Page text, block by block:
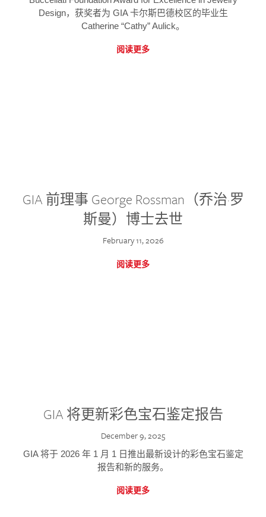
Design，获奖者为 GIA 卡尔斯巴德校区的毕业生
Catherine “Cathy” Aulick。
阅读更多
GIA 前理事 George Rossman（乔治·罗
斯曼）博士去世
February 11, 2026
阅读更多
GIA 将更新彩色宝石鉴定报告
December 9, 2025
GIA 将于 2026 年 1 月 1 日推出最新设计的彩色宝石鉴定
报告和新的服务。
阅读更多